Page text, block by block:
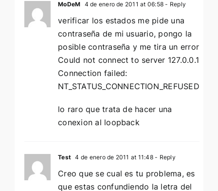
MoDeM 4 de enero de 2011 at 06:58 - Reply
verificar los estados me pide una
contraseña de mi usuario, pongo la
posible contraseña y me tira un error
Could not connect to server 127.0.0.1
Connection failed:
NT_STATUS_CONNECTION_REFUSED
lo raro que trata de hacer una
conexion al loopback
Test 4 de enero de 2011 at 11:48- Reply
Creo que se cual es tu problema, es
que estas confundiendo la letra del